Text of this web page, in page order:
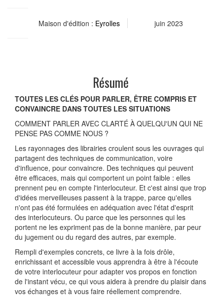
Maison d'édition : Eyrolles juin 2023
Résumé
TOUTES LES CLÉS POUR PARLER, ÊTRE COMPRIS ET
CONVAINCRE DANS TOUTES LES SITUATIONS
COMMENT PARLER AVEC CLARTÉ À QUELQU'UN QUI NE
PENSE PAS COMME NOUS ?
Les rayonnages des librairies croulent sous les ouvrages qui
partagent des techniques de communication, voire
d'influence, pour convaincre. Des techniques qui peuvent
être efficaces, mais qui comportent un point faible : elles
prennent peu en compte l'interlocuteur. Et c'est ainsi que trop
d'idées merveilleuses passent à la trappe, parce qu'elles
n'ont pas été formulées en adéquation avec l'état d'esprit
des interlocuteurs. Ou parce que les personnes qui les
portent ne les expriment pas de la bonne manière, par peur
du jugement ou du regard des autres, par exemple.
Rempli d'exemples concrets, ce livre à la fois drôle,
enrichissant et accessible vous apprendra à être à l'écoute
de votre interlocuteur pour adapter vos propos en fonction
de l'instant vécu, ce qui vous aidera à prendre du plaisir dans
vos échanges et à vous faire réellement comprendre.